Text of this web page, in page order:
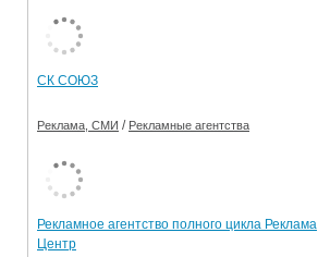
СК СОЮЗ
Реклама, СМИ / Рекламные агентства
Рекламное агентство полного цикла Реклама
Центр